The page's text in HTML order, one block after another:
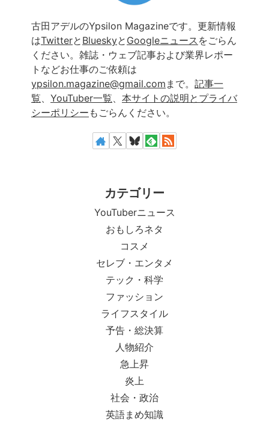
古田アデルのYpsilon Magazineです。更新情報
はTwitterと Blueskyと Googleニュース をごらん
ください。雑誌・ウェブ記事および業界レポー
トなどお仕事のご依頼は
ypsilon.magazine@gmail.com まで。 記事一
覧
YouTuber一覧
本サイトの説明とプライバ
シーポリシー もごらんください。
カテゴリー
YouTuberニュース
おもしろネタ
コスメ
セレブ・エンタメ
テック・科学
ファッション
ライフスタイル
予告・総決算
人物紹介
急上昇
炎上
社会・政治
英語まめ知識